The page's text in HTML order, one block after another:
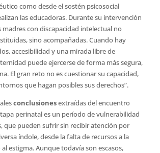
como desde el sostén psicosocial
las educadoras. Durante su intervención
madres con discapacidad intelectual no
sino acompañadas. Cuando hay
accesibilidad y una mirada libre de
puede ejercerse de forma más segura,
El gran reto no es cuestionar su capacidad,
que hagan posibles sus derechos”.
conclusionesextraídas del encuentro
perinatal es un período de vulnerabilidad
que pueden sufrir sin recibir atención por
índole, desde la falta de recursos a la
estigma. Aunque todavía son escasos,